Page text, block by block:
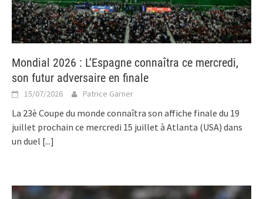
Mondial 2026 : L’Espagne connaîtra ce mercredi,
son futur adversaire en finale
15/07/2026 Patrice Garner
La 23è Coupe du monde connaîtra son affiche finale du 19
juillet prochain ce mercredi 15 juillet à Atlanta (USA) dans
un duel [...]